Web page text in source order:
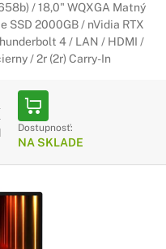
/ 18,0" WQXGA Matný
SSD 2000GB / nVidia RTX
4 / LAN / HDMI /
/ 2r (2r) Carry-In
Dostupnosť:
NA SKLADE